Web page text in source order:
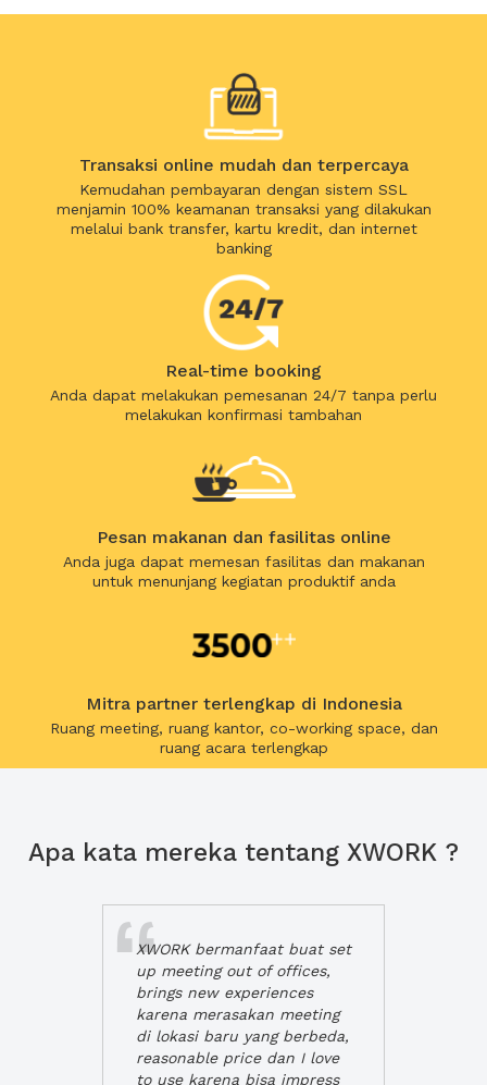
Transaksi online mudah dan terpercaya
Kemudahan pembayaran dengan sistem SSL
menjamin 100% keamanan transaksi yang dilakukan
melalui bank transfer, kartu kredit, dan internet
banking
Real-time booking
Anda dapat melakukan pemesanan 24/7 tanpa perlu
melakukan konfirmasi tambahan
Pesan makanan dan fasilitas online
Anda juga dapat memesan fasilitas dan makanan
untuk menunjang kegiatan produktif anda
Mitra partner terlengkap di Indonesia
Ruang meeting, ruang kantor, co-working space, dan
ruang acara terlengkap
Apa kata mereka tentang XWORK ?
XWORK bermanfaat buat set
up meeting out of offices,
brings new experiences
karena merasakan meeting
di lokasi baru yang berbeda,
reasonable price dan I love
to use karena bisa impress